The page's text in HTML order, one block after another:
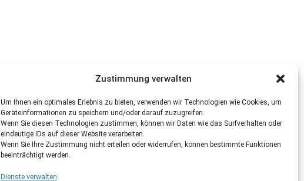
Zustimmung verwalten
Um Ihnen ein optimales Erlebnis zu bieten, verwenden wir Technologien wie Cookies, um
Geräteinformationen zu speichern und/oder darauf zuzugreifen.
Wenn Sie diesen Technologien zustimmen, können wir Daten wie das Surfverhalten oder
eindeutige IDs auf dieser Website verarbeiten.
Wenn Sie Ihre Zustimmung nicht erteilen oder widerrufen, können bestimmte Funktionen
beeinträchtigt werden.
Dienste verwalten